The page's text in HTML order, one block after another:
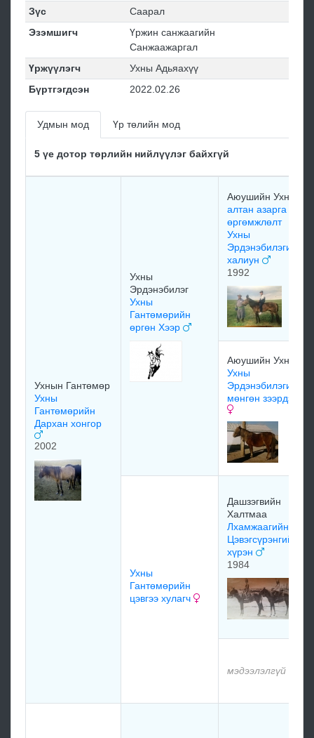
Зүс
Саарал
Эзэмшигч
Үржин санжаагийн
Санжаажаргал
Үржүүлэгч
Ухны Адьяахүү
Бүртгэгдсэн
2022.02.26
Удмын мод Үр төлийн мод
5 үе дотор төрлийн нийлүүлэг байхгүй
Ухнын Гантөмөр
Ухны
Гантөмөрийн
Дархан хонгор
2002
Ухны
Эрдэнэбилэг
Ухны
Гантөмөрийн
өргөн Хээр
Аюушийн Ухна
алтан азарга
өргөмжлөлт
Ухны
Эрдэнэбилэгийн
халиун
1992
Аюушийн Ухна
Ухны
Эрдэнэбилэгийн
мөнгөн зээрдэгч
Ухны
Гантөмөрийн
цэвгээ хулагч
Дашзэгвийн
Халтмаа
Лхамжаагийн
Цэвэгсүрэнгийн
хүрэн
1984
мэдээлэлгүй